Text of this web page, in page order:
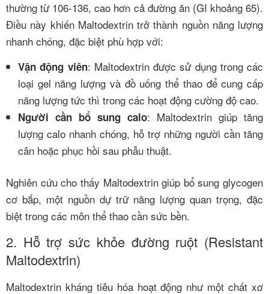
thường từ 106-136, cao hơn cả đường ăn (GI khoảng 65).
Điều này khiến Maltodextrin trở thành nguồn năng lượng
nhanh chóng, đặc biệt phù hợp với:
Vận động viên: Maltodextrin được sử dụng trong các
loại gel năng lượng và đồ uống thể thao để cung cấp
năng lượng tức thì trong các hoạt động cường độ cao.
Người cần bổ sung calo: Maltodextrin giúp tăng
lượng calo nhanh chóng, hỗ trợ những người cần tăng
cân hoặc phục hồi sau phẫu thuật.
Nghiên cứu cho thấy Maltodextrin giúp bổ sung glycogen
cơ bắp, một nguồn dự trữ năng lượng quan trọng, đặc
biệt trong các môn thể thao cần sức bền.
2. Hỗ trợ sức khỏe đường ruột (Resistant
Maltodextrin)
Maltodextrin kháng tiêu hóa hoạt động như một chất xơ